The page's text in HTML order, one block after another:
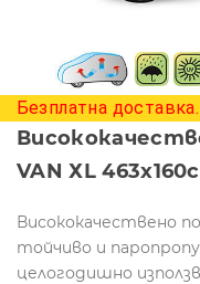
Безплатна
VAN ХL
Висококачествено
тойчиво и
целогодишно